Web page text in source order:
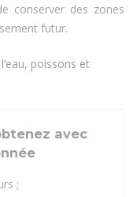
conserver des zones
futur.
poissons et
avec
;